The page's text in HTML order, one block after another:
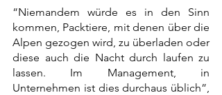
“Niemandem würde es in den Sinn
kommen, Packtiere, mit denen über die
Alpen gezogen wird, zu überladen oder
diese auch die Nacht durch laufen zu
lassen. Im Management, in
Unternehmen ist dies durchaus üblich”,